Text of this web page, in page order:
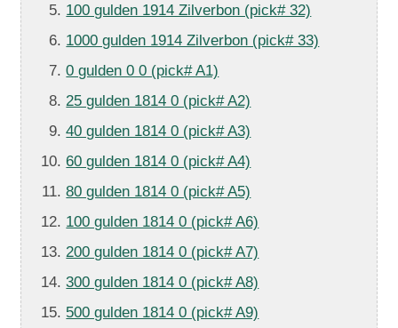
100 gulden 1914 Zilverbon (pick# 32)
1000 gulden 1914 Zilverbon (pick# 33)
0 gulden 0 0 (pick# A1)
25 gulden 1814 0 (pick# A2)
40 gulden 1814 0 (pick# A3)
60 gulden 1814 0 (pick# A4)
80 gulden 1814 0 (pick# A5)
100 gulden 1814 0 (pick# A6)
200 gulden 1814 0 (pick# A7)
300 gulden 1814 0 (pick# A8)
500 gulden 1814 0 (pick# A9)